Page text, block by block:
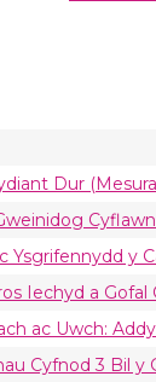
Dur
Ysgrifennydd y
Iechyd a
ac Uwch:
Cyfnod 3 Bil y